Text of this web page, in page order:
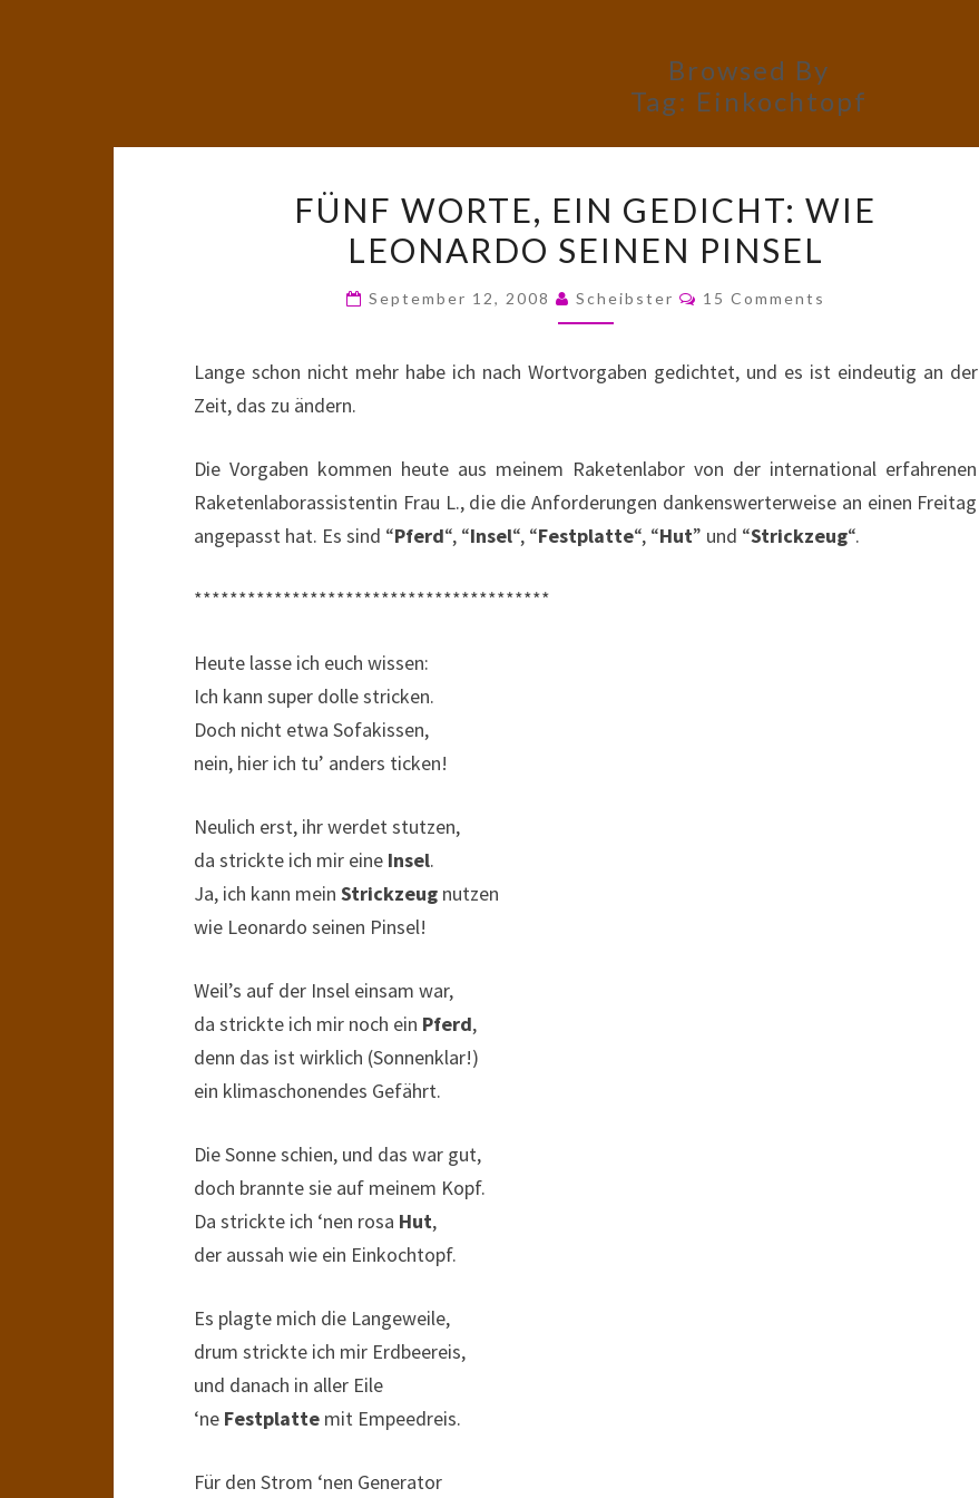
Browsed By
Tag: Einkochtopf
WORTE,
EIN
WIE
SEINEN
FÜNF WORTE, EIN GEDICHT: WIE
LEONARDO SEINEN PINSEL
September 12, 2008 Scheibster Comments
15 Comments
Lange schon nicht mehr habe ich nach Wortvorgaben gedichtet, und es ist eindeutig an der
Zeit, das zu ändern.
Die Vorgaben kommen heute aus meinem Raketenlabor von der international erfahrenen
Raketenlaborassistentin Frau L., die die Anforderungen dankenswerterweise an einen Freitag
angepasst hat. Es sind “Pferd“, “Insel“, “Festplatte“, “Hut” und “Strickzeug“.
****************************************
Heute lasse ich euch wissen:
Ich kann super dolle stricken.
Doch nicht etwa Sofakissen,
nein, hier ich tu’ anders ticken!
Neulich erst, ihr werdet stutzen,
da strickte ich mir eine Insel.
Ja, ich kann mein Strickzeug nutzen
wie Leonardo seinen Pinsel!
Weil’s auf der Insel einsam war,
da strickte ich mir noch ein Pferd,
denn das ist wirklich (Sonnenklar!)
ein klimaschonendes Gefährt.
Die Sonne schien, und das war gut,
doch brannte sie auf meinem Kopf.
Da strickte ich ‘nen rosa Hut,
der aussah wie ein Einkochtopf.
Es plagte mich die Langeweile,
drum strickte ich mir Erdbeereis,
und danach in aller Eile
‘ne Festplatte mit Empeedreis.
Für den Strom ‘nen Generator